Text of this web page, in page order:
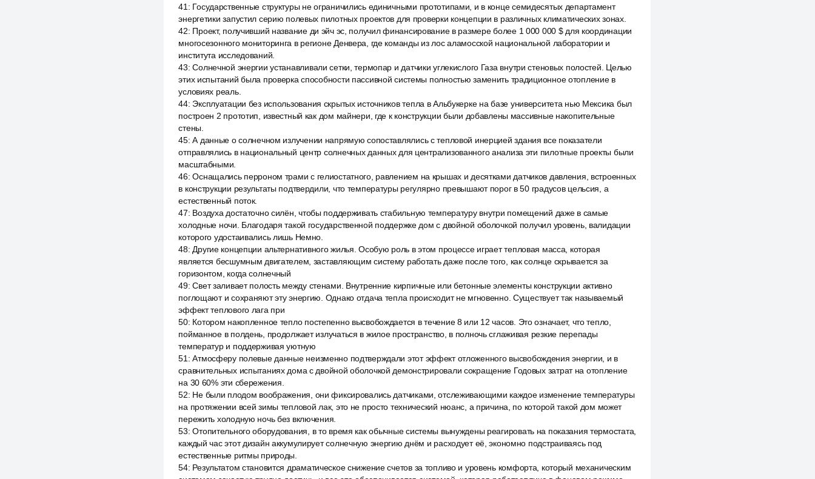
41 : Государственные структуры не ограничились единичными прототипами, и в конце семидесятых департамент
энергетики запустил серию полевых пилотных проектов для проверки концепции в различных климатических зонах.
42: Проект, получивший название ди эйч эс, получил финансирование в размере более 1 000 000 $ для координации
многосезонного мониторинга в регионе Денвера, где команды из лос аламосской национальной лаборатории и
института исследований.
43:Солнечной энергии устанавливали сетки, термопар и датчики углекислого Газа внутри стеновых полостей. Целью
этих испытаний была проверка способности пассивной системы полностью заменить традиционное отопление в
условиях реаль.
44: Эксплуатации без использования скрытых источников тепла в Альбукерке на базе университета нью Мексика был
построен 2 прототип, известный как дом майнери, где к конструкции были добавлены массивные накопительные
стены.
45:А данные о солнечном излучении напрямую сопоставлялись с тепловой инерцией здания все показатели
отправлялись в национальный центр солнечных данных для централизованного анализа эти пилотные проекты были
масштабными.
46:Оснащались перроном трами с гелиостатного, равлением на крышах и десятками датчиков давления, встроенных
в конструкции результаты подтвердили, что температуры регулярно превышают порог в 50 градусов цельсия, а
естественный поток.
47: Воздуха достаточно силён, чтобы поддерживать стабильную температуру внутри помещений даже в самые
холодные ночи. Благодаря такой государственной поддержке дом с двойной оболочкой получил уровень, валидации
которого удостаивались лишь Немно.
48: Другие концепции альтернативного жилья. Особую роль в этом процессе играет тепловая масса, которая
является бесшумным двигателем, заставляющим систему работать даже после того, как солнце скрывается за
горизонтом, когда солнечный
49:Свет заливает полость между стенами. Внутренние кирпичные или бетонные элементы конструкции активно
поглощают и сохраняют эту энергию. Однако отдача тепла происходит не мгновенно. Существует так называемый
эффект теплового лага при
50: Котором накопленное тепло постепенно высвобождается в течение 8 или 12 часов. Это означает, что тепло,
пойманное в полдень, продолжает излучаться в жилое пространство, в полночь сглаживая резкие перепады
температур и поддерживая уютную
51 :Атмосферу полевые данные неизменно подтверждали этот эффект отложенного высвобождения энергии, и в
сравнительных испытаниях дома с двойной оболочкой демонстрировали сокращение Годовых затрат на отопление
на 30 60% эти сбережения.
52: Не были плодом воображения, они фиксировались датчиками, отслеживающими каждое изменение температуры
на протяжении всей зимы тепловой лак, это не просто технический нюанс, а причина, по которой такой дом может
пережить холодную ночь без включения.
53:Отопительного оборудования, в то время как обычные системы вынуждены реагировать на показания термостата,
каждый час этот дизайн аккумулирует солнечную энергию днём и расходует её, экономно подстраиваясь под
естественные ритмы природы.
54: Результатом становится драматическое снижение счетов за топливо и уровень комфорта, который механическим